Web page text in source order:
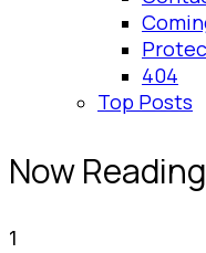
404
Top Posts
Now
1